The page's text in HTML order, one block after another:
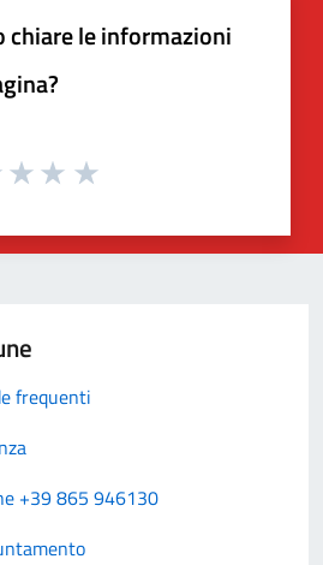
chiare le informazioni
frequenti
+39 865 946130